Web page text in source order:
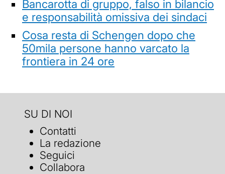
Bancarotta di gruppo, falso in bilancio
e responsabilità omissiva dei sindaci
Cosa resta di Schengen dopo che
50mila persone hanno varcato la
frontiera in 24 ore
SU DI NOI
Contatti
La redazione
Seguici
Collabora